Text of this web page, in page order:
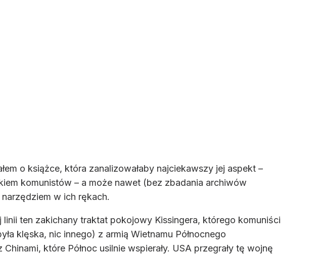
o książce, która zanalizowałaby najciekawszy jej aspekt –
komunistów – a może nawet (bez zbadania archiwów
w ich rękach.
ten zakichany traktat pokojowy Kissingera, którego komuniści
klęska, nic innego) z armią Wietnamu Północnego
które Północ usilnie wspierały. USA przegrały tę wojnę